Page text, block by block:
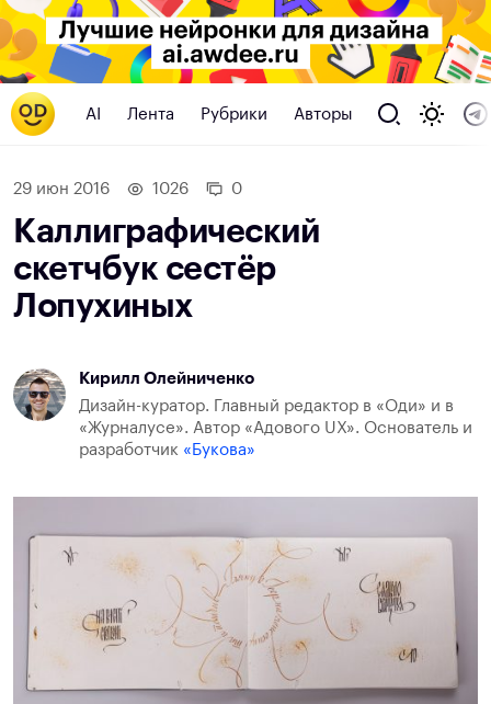
AI Лента Рубрики Авторы
29 июн 2016 1026 0
Каллиграфический
скетчбук сестёр
Лопухиных
Кирилл Олейниченко
Дизайн-куратор. Главный редактор в «Оди» и в
«Журналусе». Автор «Адового UX». Основатель и
разработчик «Букова»